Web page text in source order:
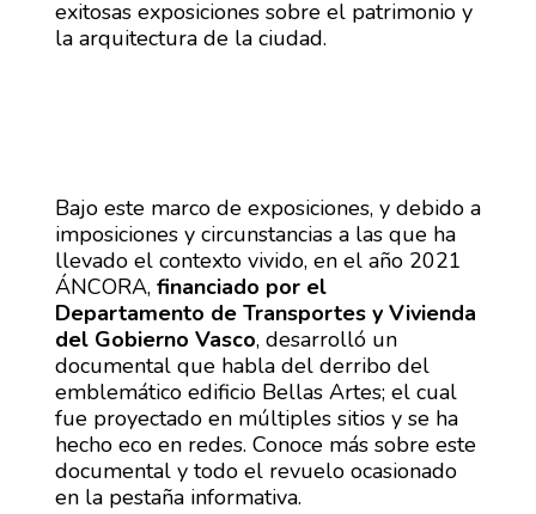
exitosas exposiciones sobre el patrimonio y
la arquitectura de la ciudad.
Bajo este marco de exposiciones, y debido a
imposiciones y circunstancias a las que ha
llevado el contexto vivido, en el año 2021
ÁNCORA, financiado por el
Departamento de Transportes y Vivienda
del Gobierno Vasco, desarrolló un
documental que habla del derribo del
emblemático edificio Bellas Artes; el cual
fue proyectado en múltiples sitios y se ha
hecho eco en redes. Conoce más sobre este
documental y todo el revuelo ocasionado
en la pestaña informativa.